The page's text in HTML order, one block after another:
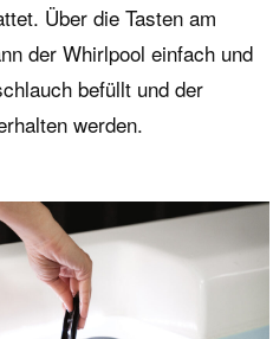
Über die Tasten am
der Whirlpool einfach und
befüllt und der
werden.